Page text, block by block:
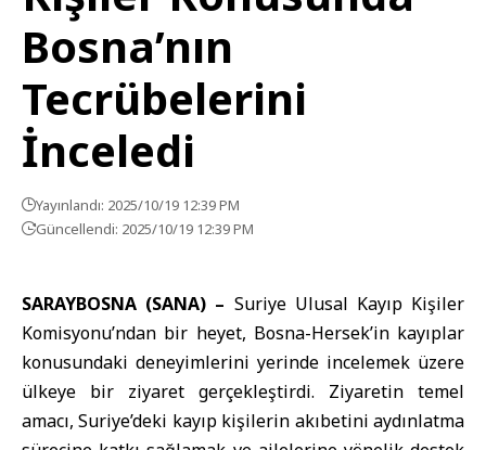
Bosna’nın
Tecrübelerini
İnceledi
Yayınlandı: 2025/10/19 12:39 PM
Güncellendi: 2025/10/19 12:39 PM
SARAYBOSNA (SANA) – Suriye Ulusal Kayıp Kişiler
Komisyonu’ndan bir heyet, Bosna-Hersek’in kayıplar
konusundaki deneyimlerini yerinde incelemek üzere
ülkeye bir ziyaret gerçekleştirdi. Ziyaretin temel
amacı, Suriye’deki kayıp kişilerin akıbetini aydınlatma